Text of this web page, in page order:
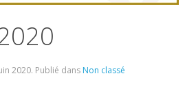
2020. Publié dans Non classé